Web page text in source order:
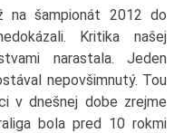
na šampionát 2012 do
Kritika našej
narastala. Jeden
nepovšimnutý. Tou
v dnešnej dobe zrejme
bola pred 10 rokmi